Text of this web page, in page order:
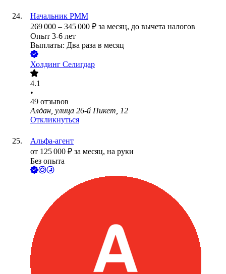
Начальник РММ
269 000 – 345 000 ₽ за месяц, до вычета налогов
Опыт 3-6 лет
Выплаты: Два раза в месяц
Холдинг Селигдар
4.1
•
49 отзывов
Алдан, улица 26-й Пикет, 12
Откликнуться
Альфа-агент
от 125 000 ₽ за месяц, на руки
Без опыта